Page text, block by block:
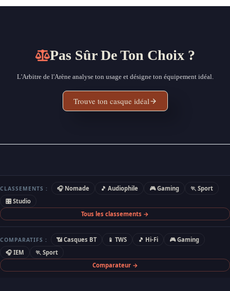
Pas Sûr De Ton Choix ?
L'Arbitre de l'Arène analyse ton usage et désigne ton équipement idéal.
Trouve ton casque idéal
CLASSEMENTS : 🎧 Nomade 🎵 Audiophile 🎮 Gaming
🏃 Sport
🎛 Studio
Tous les classements →
COMPARATIFS : 📶 Casques BT 📱 TWS 🎵 Hi-Fi
🎮 Gaming
🎧 IEM
🏃 Sport
Comparateur →